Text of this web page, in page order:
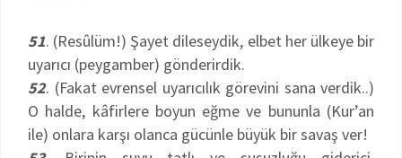
51. (Resûlüm!) Şayet dileseydik, elbet her ülkeye bir
uyarıcı (peygamber) gönderirdik.
52. (Fakat evrensel uyarıcılık görevini sana verdik..)
O halde, kâfirlere boyun eğme ve bununla (Kur’an
ile) onlara karşı olanca gücünle büyük bir savaş ver!